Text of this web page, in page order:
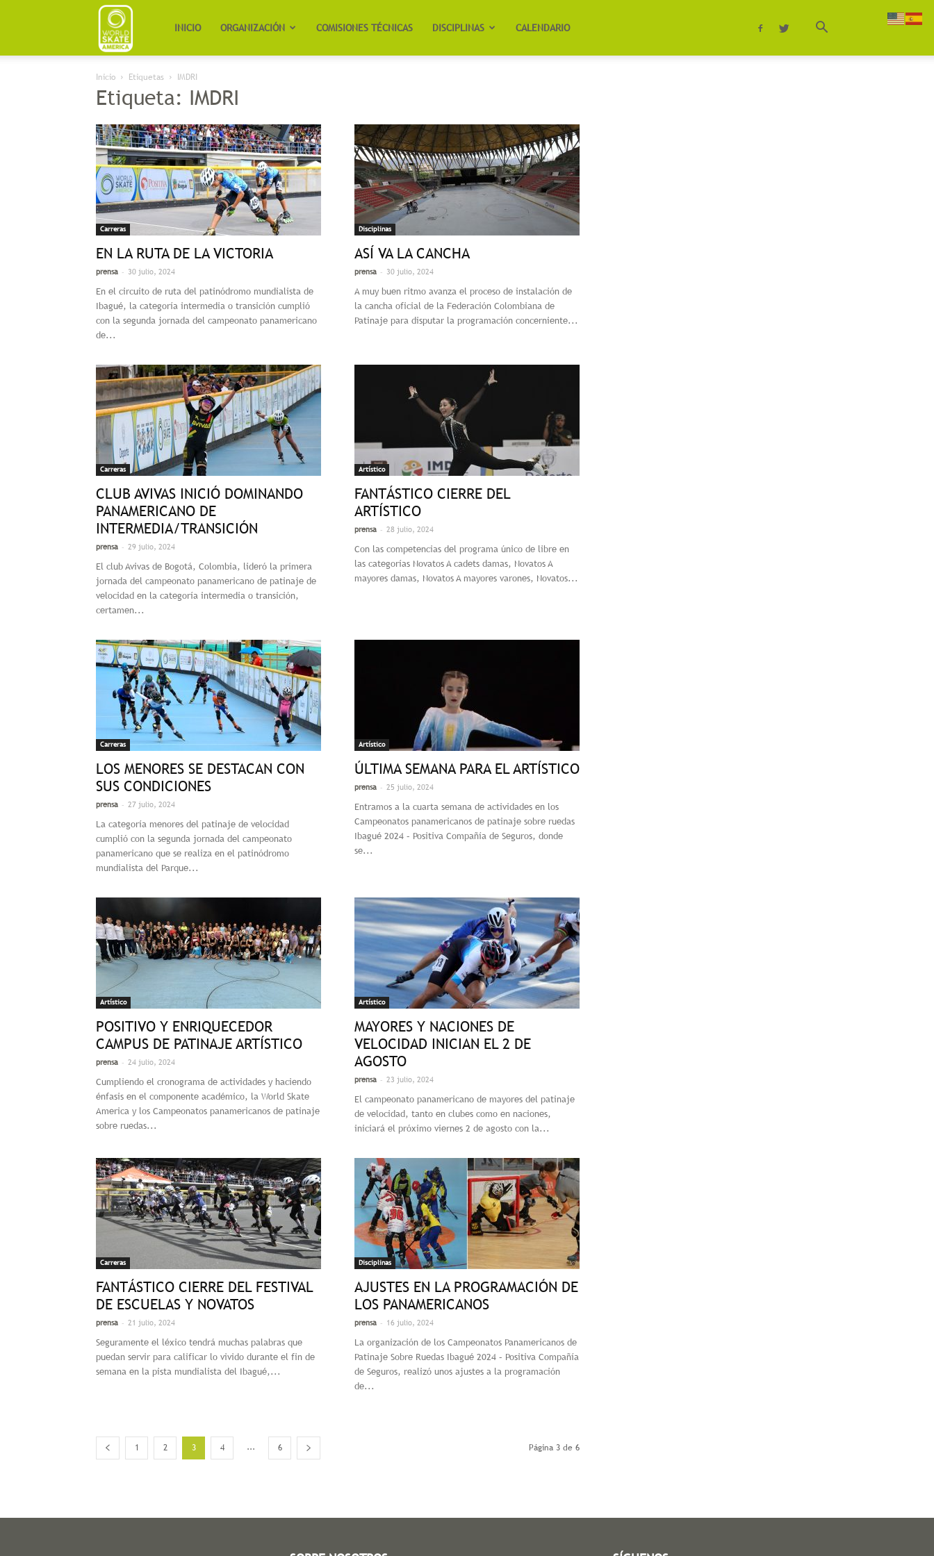
Worldskate
America
INICIO ORGANIZACIÓN COMISIONES TÉCNICAS DISCIPLINAS CALENDARIO
Inicio Etiquetas IMDRI
Etiqueta: IMDRI
Carreras
EN LA RUTA DE LA VICTORIA
prensa - 30 julio, 2024
En el circuito de ruta del patinódromo mundialista de
Ibagué, la categoría intermedia o transición cumplió
con la segunda jornada del campeonato panamericano
de...
Disciplinas
ASÍ VA LA CANCHA
prensa - 30 julio, 2024
A muy buen ritmo avanza el proceso de instalación de
la cancha oficial de la Federación Colombiana de
Patinaje para disputar la programación concerniente...
Carreras
CLUB AVIVAS INICIÓ DOMINANDO
PANAMERICANO DE
INTERMEDIA/TRANSICIÓN
prensa - 29 julio, 2024
El club Avivas de Bogotá, Colombia, lideró la primera
jornada del campeonato panamericano de patinaje de
velocidad en la categoría intermedia o transición,
certamen...
Artístico
FANTÁSTICO CIERRE DEL
ARTÍSTICO
prensa - 28 julio, 2024
Con las competencias del programa único de libre en
las categorías Novatos A cadets damas, Novatos A
mayores damas, Novatos A mayores varones, Novatos...
Carreras
LOS MENORES SE DESTACAN CON
SUS CONDICIONES
prensa - 27 julio, 2024
La categoría menores del patinaje de velocidad
cumplió con la segunda jornada del campeonato
panamericano que se realiza en el patinódromo
mundialista del Parque...
Artístico
ÚLTIMA SEMANA PARA EL ARTÍSTICO
prensa - 25 julio, 2024
Entramos a la cuarta semana de actividades en los
Campeonatos panamericanos de patinaje sobre ruedas
Ibagué 2024 – Positiva Compañía de Seguros, donde
se...
Artístico
POSITIVO Y ENRIQUECEDOR
CAMPUS DE PATINAJE ARTÍSTICO
prensa - 24 julio, 2024
Cumpliendo el cronograma de actividades y haciendo
énfasis en el componente académico, la World Skate
America y los Campeonatos panamericanos de patinaje
sobre ruedas...
Artístico
MAYORES Y NACIONES DE
VELOCIDAD INICIAN EL 2 DE
AGOSTO
prensa - 23 julio, 2024
El campeonato panamericano de mayores del patinaje
de velocidad, tanto en clubes como en naciones,
iniciará el próximo viernes 2 de agosto con la...
Carreras
FANTÁSTICO CIERRE DEL FESTIVAL
DE ESCUELAS Y NOVATOS
prensa - 21 julio, 2024
Seguramente el léxico tendrá muchas palabras que
puedan servir para calificar lo vivido durante el fin de
semana en la pista mundialista del Ibagué,...
Disciplinas
AJUSTES EN LA PROGRAMACIÓN DE
LOS PANAMERICANOS
prensa - 16 julio, 2024
La organización de los Campeonatos Panamericanos de
Patinaje Sobre Ruedas Ibagué 2024 – Positiva Compañía
de Seguros, realizó unos ajustes a la programación
de...
1 2 3 4 ... 6 Página 3 de 6